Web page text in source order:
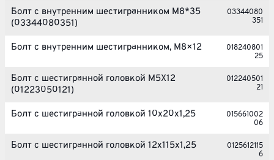
Болт с внутренним шестигранником М8*35
(03344080351)
03344080
351
Болт с внутренним шестигранником, M8×12
018240801
25
Болт с шестигранной головкой M5X12
(01223050121)
012240501
21
Болт с шестигранной головкой 10x20x1,25
015661002
06
Болт с шестигранной головкой 12x115x1,25
0125612115
6